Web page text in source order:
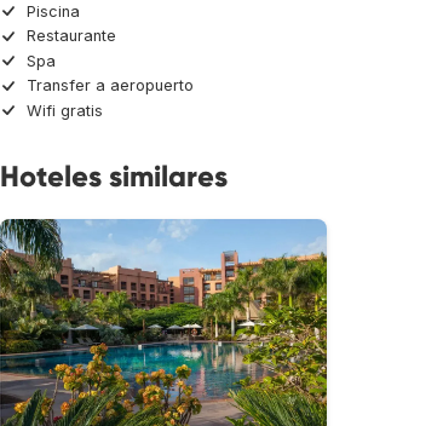
Piscina
Restaurante
Spa
Transfer a aeropuerto
Wifi gratis
Hoteles similares